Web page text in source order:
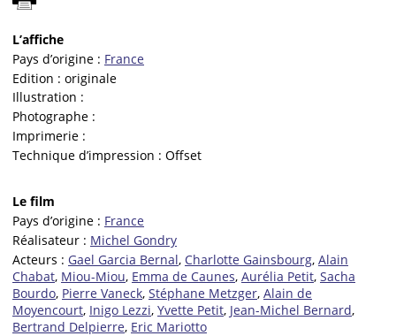
L’affiche
Pays d’origine : France
Edition : originale
Illustration :
Photographe :
Imprimerie :
Technique d’impression : Offset
Le film
Pays d’origine : France
Réalisateur : Michel Gondry
Acteurs : Gael Garcia Bernal, Charlotte Gainsbourg, Alain
Chabat, Miou-Miou, Emma de Caunes, Aurélia Petit, Sacha
Bourdo, Pierre Vaneck, Stéphane Metzger, Alain de
Moyencourt, Inigo Lezzi, Yvette Petit, Jean-Michel Bernard,
Bertrand Delpierre, Eric Mariotto